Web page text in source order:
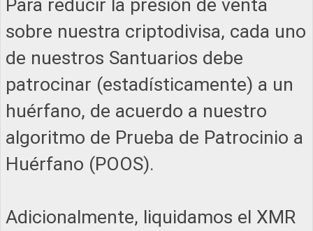
Para reducir la presión de venta
sobre nuestra criptodivisa, cada uno
de nuestros Santuarios debe
patrocinar (estadísticamente) a un
huérfano, de acuerdo a nuestro
algoritmo de Prueba de Patrocinio a
Huérfano (POOS).
Adicionalmente, liquidamos el XMR